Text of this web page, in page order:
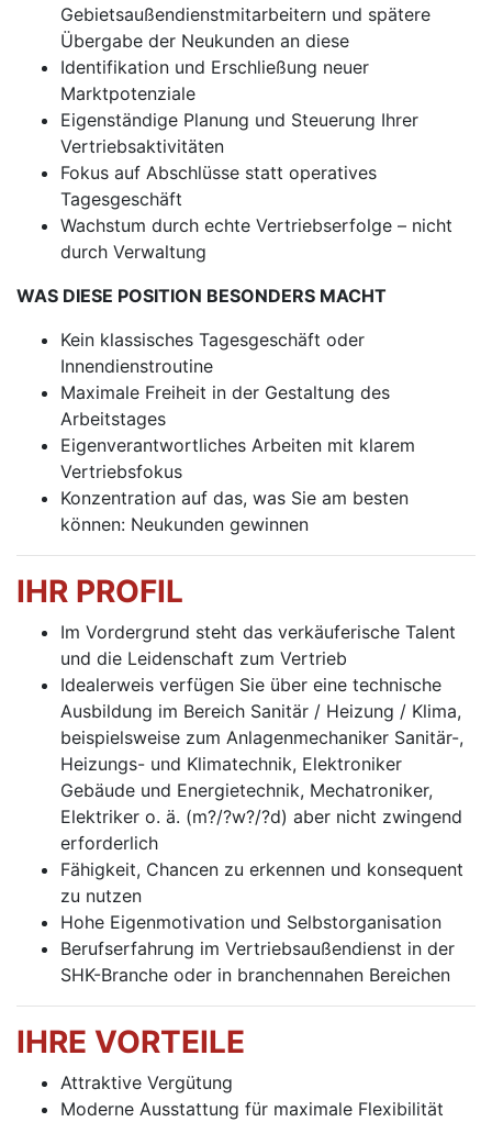
Gebietsaußendienstmitarbeitern und spätere
Übergabe der Neukunden an diese
Identifikation und Erschließung neuer
Marktpotenziale
Eigenständige Planung und Steuerung Ihrer
Vertriebsaktivitäten
Fokus auf Abschlüsse statt operatives
Tagesgeschäft
Wachstum durch echte Vertriebserfolge – nicht
durch Verwaltung
WAS DIESE POSITION BESONDERS MACHT
Kein klassisches Tagesgeschäft oder
Innendienstroutine
Maximale Freiheit in der Gestaltung des
Arbeitstages
Eigenverantwortliches Arbeiten mit klarem
Vertriebsfokus
Konzentration auf das, was Sie am besten
können: Neukunden gewinnen
IHR PROFIL
Im Vordergrund steht das verkäuferische Talent
und die Leidenschaft zum Vertrieb
Idealerweis verfügen Sie über eine technische
Ausbildung im Bereich Sanitär / Heizung / Klima,
beispielsweise zum Anlagenmechaniker Sanitär-,
Heizungs- und Klimatechnik, Elektroniker
Gebäude und Energietechnik, Mechatroniker,
Elektriker o. ä. (m?/?w?/?d) aber nicht zwingend
erforderlich
Fähigkeit, Chancen zu erkennen und konsequent
zu nutzen
Hohe Eigenmotivation und Selbstorganisation
Berufserfahrung im Vertriebsaußendienst in der
SHK-Branche oder in branchennahen Bereichen
IHRE VORTEILE
Attraktive Vergütung
Moderne Ausstattung für maximale Flexibilität